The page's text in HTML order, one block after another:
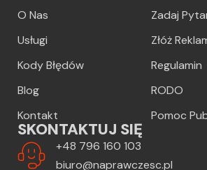
O Nas
Usługi
Kody Błędów
Blog
Kontakt
Zadaj
Złóż
Regulamin
RODO
Pomoc
SKONTAKTUJ SIĘ
+48 796 160 103
biuro@naprawczesc.pl